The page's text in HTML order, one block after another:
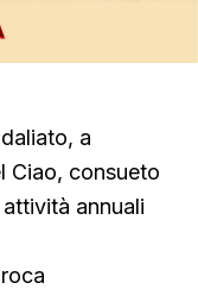
a
Ciao, consueto
annuali